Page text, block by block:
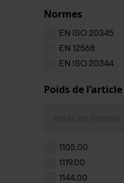
Normes
EN ISO 20345
EN 12568
EN ISO 20344
Poids de l'article
1105.00
1119.00
1144.00